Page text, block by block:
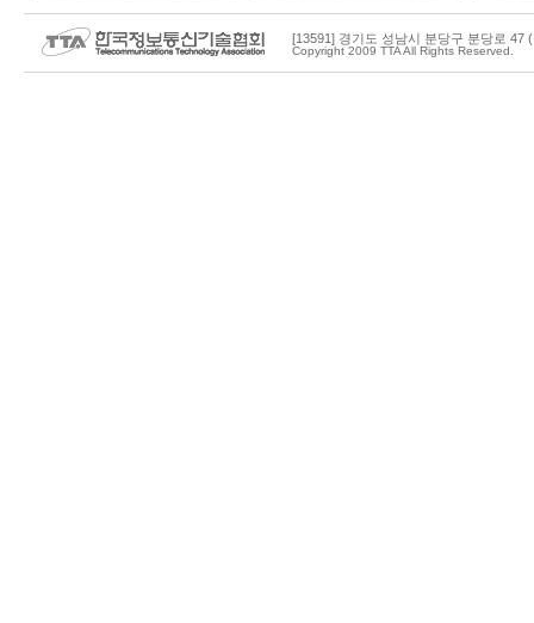
[13591] 경기도 성남시 분당구 분당로 47
Copyright 2009 TTA All Rights Reserved.